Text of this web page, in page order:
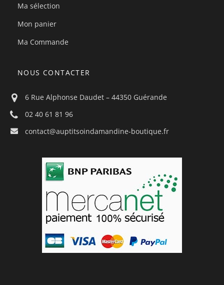
Ma sélection
Mon panier
Ma Commande
NOUS CONTACTER
6 Rue Alphonse Daudet – 44350 Guérande
02 40 61 81 96
contact@auptitsoindamandine-boutique.fr